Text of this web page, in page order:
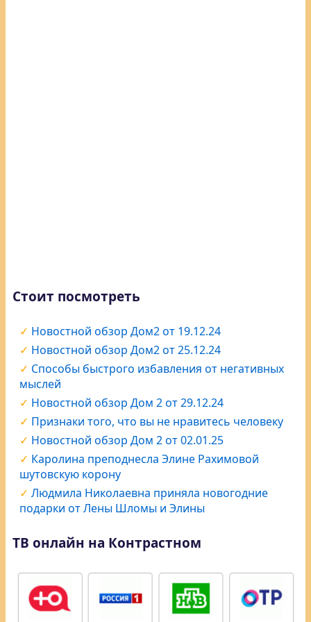
Стоит посмотреть
Новостной обзор Дом2 от 19.12.24
Новостной обзор Дом2 от 25.12.24
Способы быстрого избавления от негативных
мыслей
Новостной обзор Дом 2 от 29.12.24
Признаки того, что вы не нравитесь человеку
Новостной обзор Дом 2 от 02.01.25
Каролина преподнесла Элине Рахимовой
шутовскую корону
Людмила Николаевна приняла новогодние
подарки от Лены Шломы и Элины
ТВ онлайн на Контрастном